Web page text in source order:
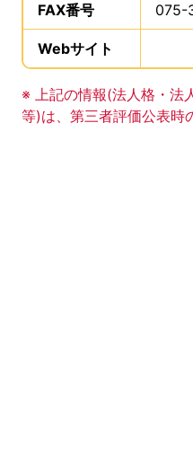
FAX番号 075-
Webサイト
事業所の基礎データの読
※ 上記の情報(法人格・法
等)は、第三者評価公表時